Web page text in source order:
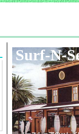
Surf-N-